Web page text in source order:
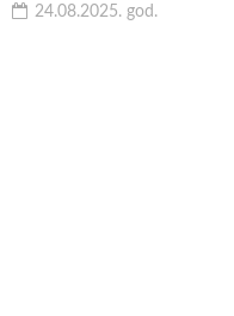
24.08.2025. god.